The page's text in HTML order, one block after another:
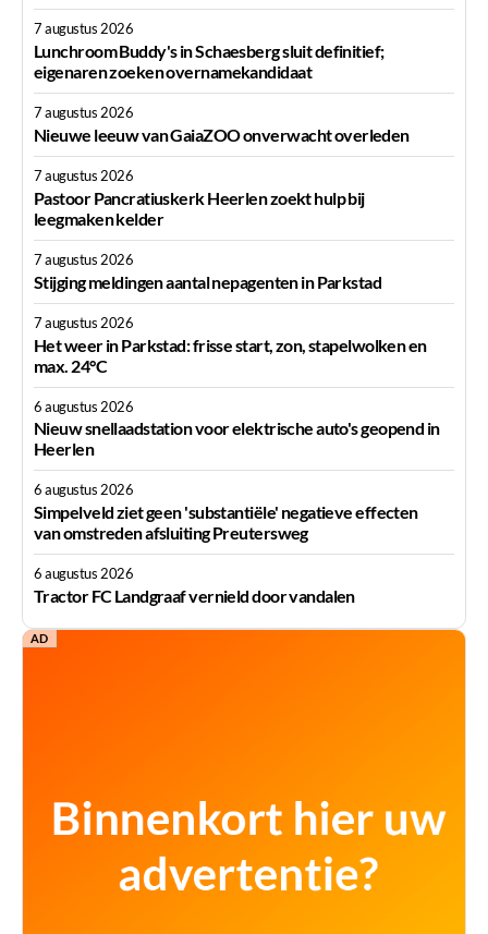
7 augustus 2026
Lunchroom Buddy's in Schaesberg sluit definitief;
eigenaren zoeken overnamekandidaat
7 augustus 2026
Nieuwe leeuw van GaiaZOO onverwacht overleden
7 augustus 2026
Pastoor Pancratiuskerk Heerlen zoekt hulp bij
leegmaken kelder
7 augustus 2026
Stijging meldingen aantal nepagenten in Parkstad
7 augustus 2026
Het weer in Parkstad: frisse start, zon, stapelwolken en
max. 24°C
6 augustus 2026
Nieuw snellaadstation voor elektrische auto's geopend in
Heerlen
6 augustus 2026
Simpelveld ziet geen 'substantiële' negatieve effecten
van omstreden afsluiting Preutersweg
6 augustus 2026
Tractor FC Landgraaf vernield door vandalen
AD